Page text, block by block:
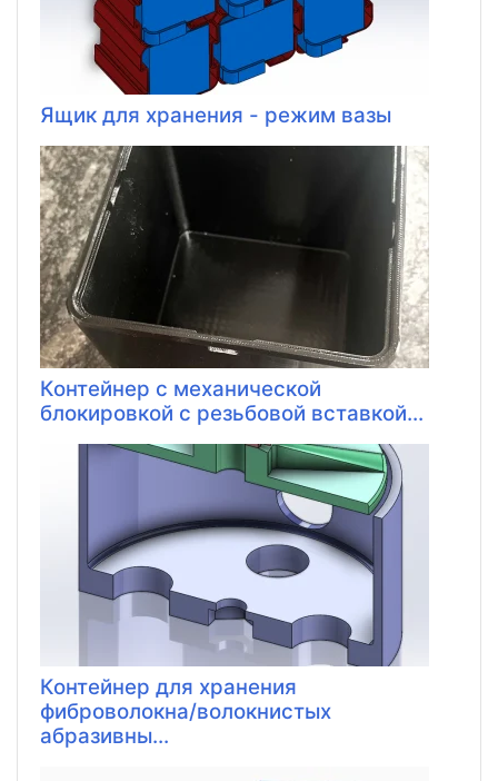
Ящик для хранения - режим вазы
Контейнер с механической
блокировкой с резьбовой вставкой...
Контейнер для хранения
фиброволокна/волокнистых
абразивны...